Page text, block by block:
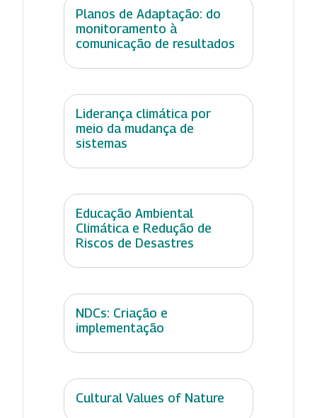
Planos de Adaptação: do
monitoramento à
comunicação de resultados
Liderança climática por
meio da mudança de
sistemas
Educação Ambiental
Climática e Redução de
Riscos de Desastres
NDCs: Criação e
implementação
Cultural Values of Nature